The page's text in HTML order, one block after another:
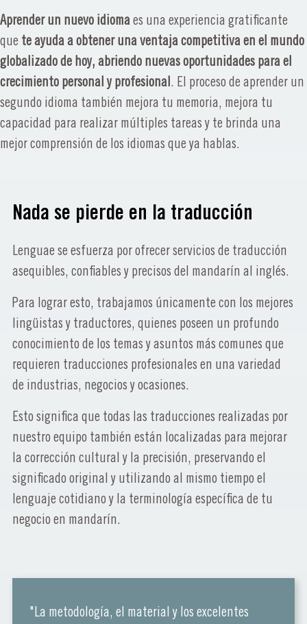
Aprender un nuevo idioma es una experiencia gratificante
que te ayuda a obtener una ventaja competitiva en el mundo
globalizado de hoy, abriendo nuevas oportunidades para el
crecimiento personal y profesional . El proceso de aprender un
segundo idioma también mejora tu memoria, mejora tu
capacidad para realizar múltiples tareas y te brinda una
mejor comprensión de los idiomas que ya hablas.
Nada se pierde en la traducción
Lenguae se esfuerza por ofrecer servicios de traducción
asequibles, confiables y precisos del mandarín al inglés.
Para lograr esto, trabajamos únicamente con los mejores
lingüistas y traductores, quienes poseen un profundo
conocimiento de los temas y asuntos más comunes que
requieren traducciones profesionales en una variedad
de industrias, negocios y ocasiones.
Esto significa que todas las traducciones realizadas por
nuestro equipo también están localizadas para mejorar
la corrección cultural y la precisión, preservando el
significado original y utilizando al mismo tiempo el
lenguaje cotidiano y la terminología específica de tu
negocio en mandarín.
"La metodología, el material y los excelentes